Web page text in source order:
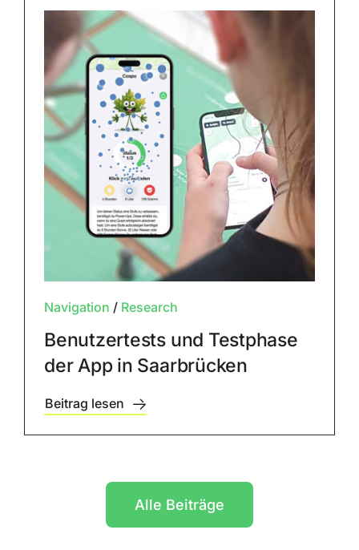
Navigation / Research
Benutzertests und Testphase
der App in Saarbrücken
Beitrag lesen
Alle Beiträge